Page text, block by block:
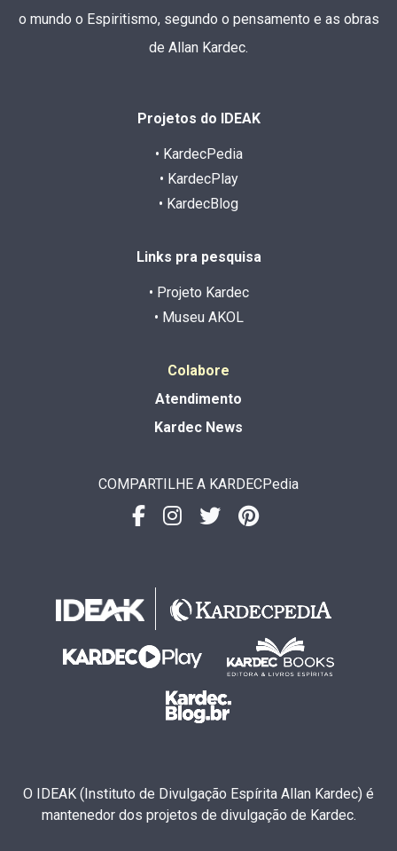
o mundo o Espiritismo, segundo o pensamento e as obras
de Allan Kardec.
Projetos do IDEAK
• KardecPedia
• KardecPlay
• KardecBlog
Links pra pesquisa
• Projeto Kardec
• Museu AKOL
Colabore
Atendimento
Kardec News
COMPARTILHE A KARDECPedia
O IDEAK (Instituto de Divulgação Espírita Allan Kardec) é
mantenedor dos projetos de divulgação de Kardec.